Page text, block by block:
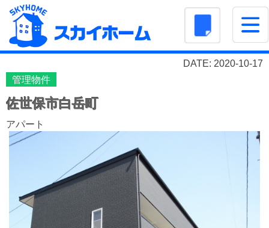
DATE: 2020-10-17
管理物件
佐世保市白岳町
アパート